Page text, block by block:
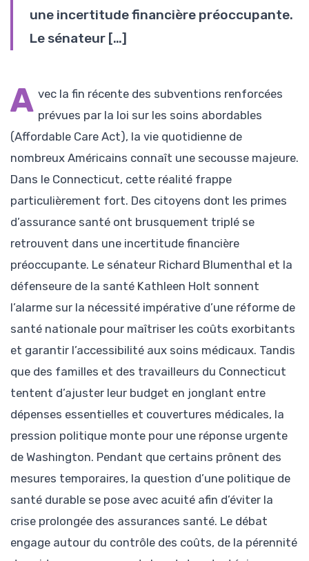
une incertitude financière préoccupante.
Le sénateur […]
A vec la fin récente des subventions renforcées
prévues par la loi sur les soins abordables
(Affordable Care Act), la vie quotidienne de
nombreux Américains connaît une secousse majeure.
Dans le Connecticut, cette réalité frappe
particulièrement fort. Des citoyens dont les primes
d’assurance santé ont brusquement triplé se
retrouvent dans une incertitude financière
préoccupante. Le sénateur Richard Blumenthal et la
défenseure de la santé Kathleen Holt sonnent
l’alarme sur la nécessité impérative d’une réforme de
santé nationale pour maîtriser les coûts exorbitants
et garantir l’accessibilité aux soins médicaux. Tandis
que des familles et des travailleurs du Connecticut
tentent d’ajuster leur budget en jonglant entre
dépenses essentielles et couvertures médicales, la
pression politique monte pour une réponse urgente
de Washington. Pendant que certains prônent des
mesures temporaires, la question d’une politique de
santé durable se pose avec acuité afin d’éviter la
crise prolongée des assurances santé. Le débat
engage autour du contrôle des coûts, de la pérennité